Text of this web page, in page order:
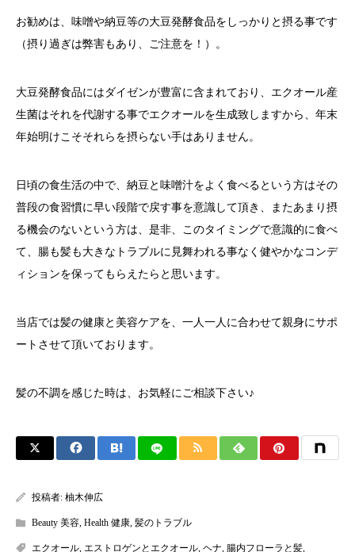
お勧めは、味噌や納豆等の大豆発酵食品をしっかりと摂る事です
（摂り過ぎは弊害もあり、ご注意を！）。
大豆発酵食品にはダイゼンが豊富に含まれており、エクオール産
生菌はそれを代謝する事でエクオールを生成致しますから、年末
年始明けこそそれらを摂らない手はありません。
日頃の食生活の中で、納豆と味噌汁をよく食べるという方はその
普段の食習慣に早い段階で戻す事を意識して頂き、またあまり摂
る機会のないという方は、是非、このタイミングで意識的に食べ
て、腸も髪も大きなトラブルに見舞われる事なく健やかなコンデ
ィションを保ってもらえたらと思います。
当店では髪の健康と美容ケアを、一人一人に合わせて親身にサポ
ートさせて頂いております。
髪の不調を感じた時は、お気軽にご相談下さい♪
投稿者: 柚木伸広
Beauty 美容, Health 健康, 髪のトラブル
エクオール, エストロゲンとエクオール, ヘナ, 腸内フローラと髪,